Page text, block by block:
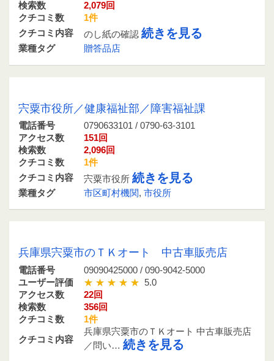
検索数
2,079回
クチコミ数
1件
クチコミ内容
のし紙の確認 続きを見る
業種タグ 贈答品店
宍粟市役所／健康福祉部／障害福祉課
電話番号
0790633101 / 0790-63-3101
アクセス数
151回
検索数
2,096回
クチコミ数
1件
クチコミ内容
宍粟市役所 続きを見る
業種タグ 市区町村機関, 市役所
兵庫県宍粟市のＴＫオート 中古車販売店
電話番号
09090425000 / 090-9042-5000
ユーザー評価
5.0
アクセス数
22回
検索数
356回
クチコミ数
1件
クチコミ内容
兵庫県宍粟市のＴＫオート 中古車販売店
／問い… 続きを見る